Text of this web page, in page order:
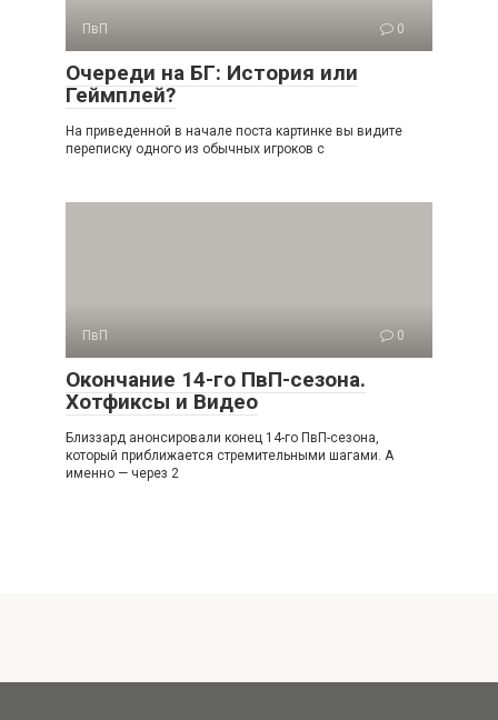
ПвП 0
Очереди на БГ: История или
Геймплей?
На приведенной в начале поста картинке вы видите
переписку одного из обычных игроков с
ПвП 0
Окончание 14-го ПвП-сезона.
Хотфиксы и Видео
Близзард анонсировали конец 14-го ПвП-сезона,
который приближается стремительными шагами. А
именно — через 2